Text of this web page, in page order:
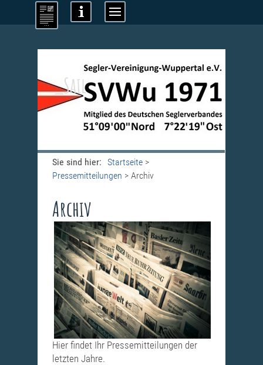
_Sail
Sie sind hier: Startseite >
Pressemitteilungen > Archiv
Archiv
Hier findet Ihr Pressemitteilungen der
letzten Jahre.